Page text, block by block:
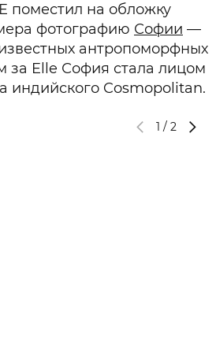
поместил на обложку
фотографию Софии —
антропоморфных
за Elle София стала лицом
индийского Cosmopolitan.
1 / 2